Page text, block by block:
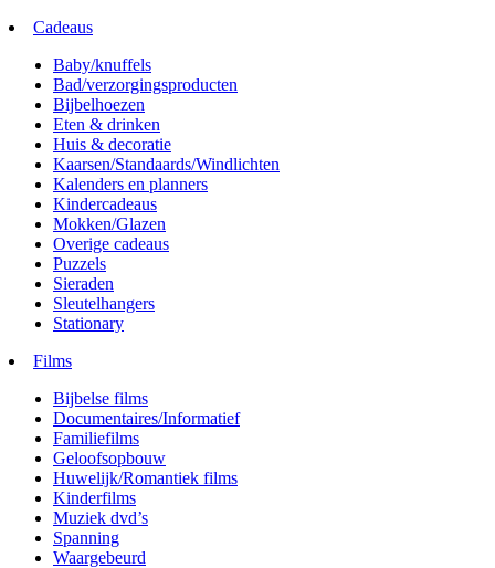
Cadeaus
Baby/knuffels
Bad/verzorgingsproducten
Bijbelhoezen
Eten & drinken
Huis & decoratie
Kaarsen/Standaards/Windlichten
Kalenders en planners
Kindercadeaus
Mokken/Glazen
Overige cadeaus
Puzzels
Sieraden
Sleutelhangers
Stationary
Films
Bijbelse films
Documentaires/Informatief
Familiefilms
Geloofsopbouw
Huwelijk/Romantiek films
Kinderfilms
Muziek dvd’s
Spanning
Waargebeurd